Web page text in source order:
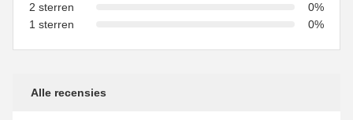
2 sterren
0%
1 sterren
0%
Alle recensies